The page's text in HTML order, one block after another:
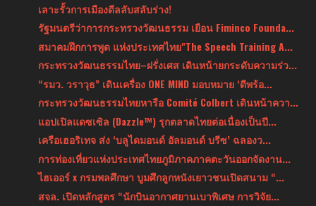
เลาะรั้วการเมืองดีลลับสลับร่าง!
รัฐมนตรีว่าการกระทรวงวัฒนธรรม เยือน Fiminco Founda...
สมาคมฝึกการพูด แห่งประเทศไทย"The Speech Training A...
กระทรวงวัฒนธรรมไทย–ฝรั่งเศส เดินหน้ายกระดับความร่ว...
“รมว. วราวุธ” เดินเครื่อง ONE MIND มอบหมาย ‘ดีพร้อ...
กระทรวงวัฒนธรรมไทยหารือ Comité Colbert เดินหน้าควา...
แอปเปิลแดซเซิล (Dazzle™) รุกตลาดไทยต่อเนื่องเป็นปี...
เครือเฮอริเทจ ส่ง ‘บลูไดมอนด์ อัลมอนด์ บรีซ’ ฉลองว...
การท่องเที่ยวแห่งประเทศไทยภูมิภาคภาคตะวันออกจัดงาน...
ไฮเออร์ x กรมพลศึกษา บูมศึกลูกหนังเยาวชนเปิดสนาม “...
สจล. เปิดหลักสูตร “นักบินอากาศยานเบาพิเศษ การวิจัย...